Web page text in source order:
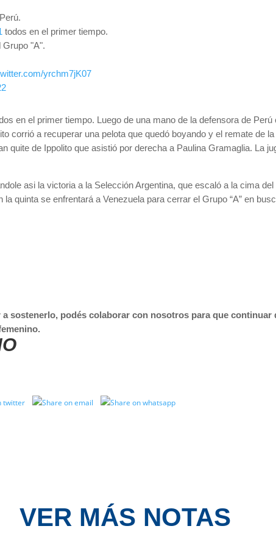
todos en el primer tiempo.
"A".
yrchm7jK07
en el primer tiempo. Luego de una mano de la defensora de
corrió a recuperar una pelota que quedó boyando y el remate de
quite de Ippolito que asistió por derecha a Paulina Gramaglia. La
asi la victoria a la Selección Argentina, que escaló a la cima
quinta se enfrentará a Venezuela para cerrar el Grupo “A” en
sostenerlo, podés colaborar con nosotros para que
VER MÁS NOTAS